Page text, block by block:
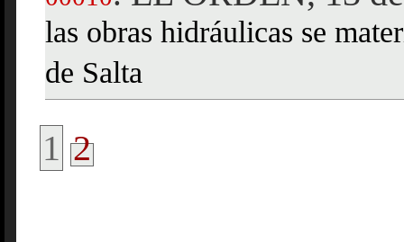
las obras hidráulicas se
de Salta
1 2